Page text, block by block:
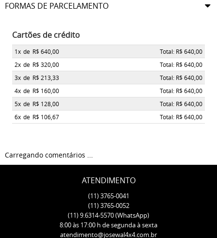
FORMAS DE PARCELAMENTO
Cartões de crédito
1x de R$ 640,00
Total: R$ 640,00
2x de R$ 320,00
Total: R$ 640,00
3x de R$ 213,33
Total: R$ 640,00
4x de R$ 160,00
Total: R$ 640,00
5x de R$ 128,00
Total: R$ 640,00
6x de R$ 106,67 Total: R$ 640,00
Carregando comentários ...
ATENDIMENTO
(11)3765-0041
(11)3765-0052
(11)9.6314-5570(WhatsApp)
8:00 às 17:00 h de segunda à sexta
atendimento@josewal4x4.com.br